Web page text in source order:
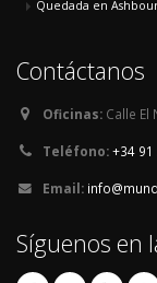
Quedada en
Contáctanos
Oficinas: Calle
Teléfono:+34 91
Email:
Síguenos en